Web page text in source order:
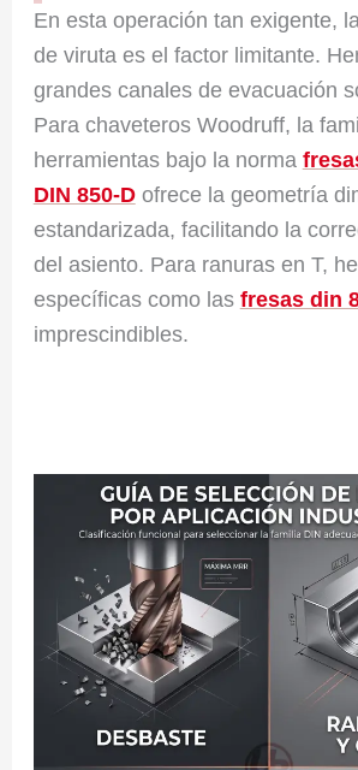
En esta operación tan exigente,
de viruta es el factor limitante.
grandes canales de evacuación
Para chaveteros Woodruff, la
herramientas bajo la norma
DIN 850-Dofrece la geometría
estandarizada, facilitando la
del asiento. Para ranuras en T,
específicas como las fresas din
imprescindibles.